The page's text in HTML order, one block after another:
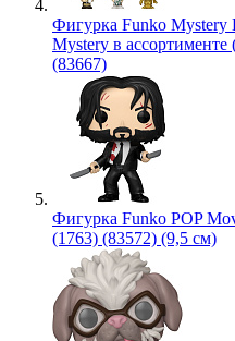
Фигурка Funko Mystery
Mystery в ассортименте
(83667)
Фигурка Funko POP
(1763) (83572) (9,5 см)